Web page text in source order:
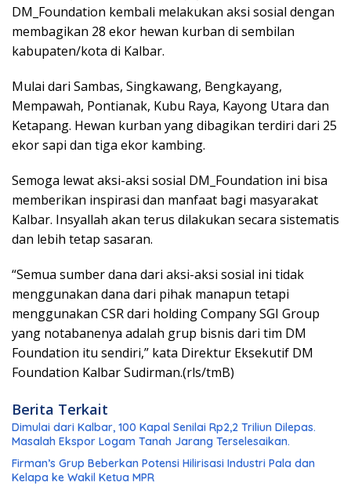
DM_Foundation kembali melakukan aksi sosial dengan
membagikan 28 ekor hewan kurban di sembilan
kabupaten/kota di Kalbar.
Mulai dari Sambas, Singkawang, Bengkayang,
Mempawah, Pontianak, Kubu Raya, Kayong Utara dan
Ketapang. Hewan kurban yang dibagikan terdiri dari 25
ekor sapi dan tiga ekor kambing.
Semoga lewat aksi-aksi sosial DM_Foundation ini bisa
memberikan inspirasi dan manfaat bagi masyarakat
Kalbar. Insyallah akan terus dilakukan secara sistematis
dan lebih tetap sasaran.
“Semua sumber dana dari aksi-aksi sosial ini tidak
menggunakan dana dari pihak manapun tetapi
menggunakan CSR dari holding Company SGI Group
yang notabanenya adalah grup bisnis dari tim DM
Foundation itu sendiri,” kata Direktur Eksekutif DM
Foundation Kalbar Sudirman.(rls/tmB)
Berita Terkait
Dimulai dari Kalbar, 100 Kapal Senilai Rp2,2 Triliun Dilepas.
Masalah Ekspor Logam Tanah Jarang Terselesaikan.
Firman’s Grup Beberkan Potensi Hilirisasi Industri Pala dan
Kelapa ke Wakil Ketua MPR